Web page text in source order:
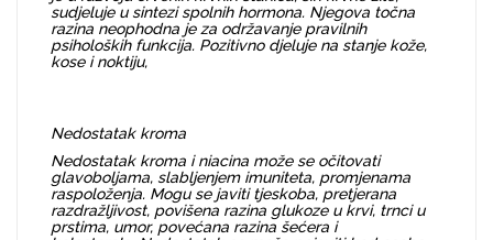
sudjeluje u sintezi spolnih hormona. Njegova točna
razina neophodna je za održavanje pravilnih
psiholoških funkcija. Pozitivno djeluje na stanje kože,
kose i noktiju,
Nedostatak kroma
Nedostatak kroma i niacina može se očitovati
glavoboljama, slabljenjem imuniteta, promjenama
raspoloženja. Mogu se javiti tjeskoba, pretjerana
razdražljivost, povišena razina glukoze u krvi, trnci u
prstima, umor, povećana razina šećera i